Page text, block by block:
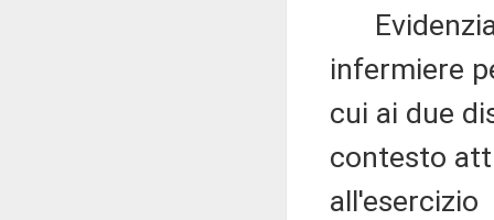
Evidenzia
infermiere
cui ai due
contesto
all'esercizio